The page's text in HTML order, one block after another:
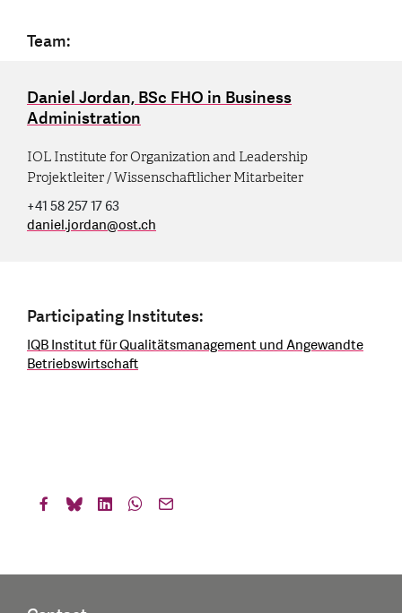
Team:
Daniel Jordan, BSc FHO in Business
Administration
IOL Institute for Organization and Leadership
Projektleiter / Wissenschaftlicher Mitarbeiter
+41 58 257 17 63
daniel.jordan@ost.ch
Participating Institutes:
IQB Institut für Qualitätsmanagement und Angewandte
Betriebswirtschaft